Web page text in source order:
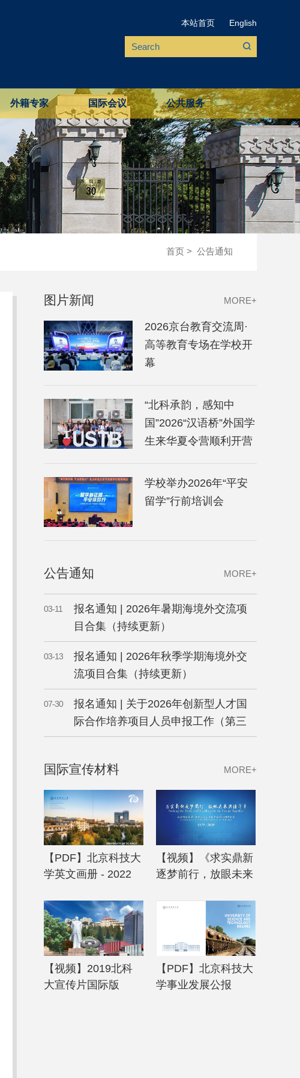
本站首页 English
外籍专家 国际会议 公共服务
首页 > 公告通知
MORE+
图片新闻
2026京台教育交流周·
高等教育专场在学校开
幕
“北科承韵，感知中
国”2026“汉语桥”外国学
生来华夏令营顺利开营
学校举办2026年“平安
留学”行前培训会
MORE+
公告通知
03-11
报名通知 | 2026年暑期海境外交流项
目合集（持续更新）
03-13
报名通知 | 2026年秋季学期海境外交
流项目合集（持续更新）
07-30
报名通知 | 关于2026年创新型人才国
际合作培养项目人员申报工作（第三
批）
MORE+
国际宣传材料
【PDF】北京科技大
学英文画册 - 2022
【视频】《求实鼎新
逐梦前行，放眼未来
科技大学-亚琛工业
大学教育合作40周年
【视频】2019北科
大宣传片国际版
【PDF】北京科技大
学事业发展公报